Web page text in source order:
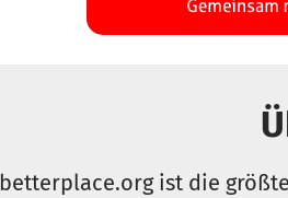
betterplace.org ist die